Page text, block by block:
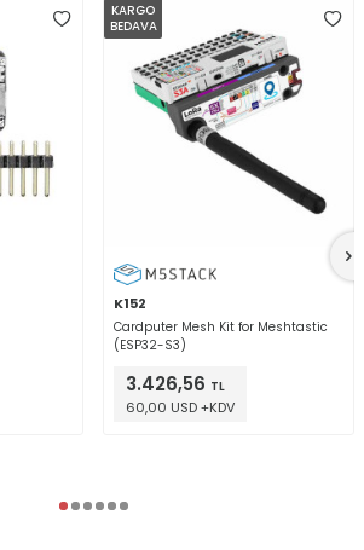
KARGO
BEDAVA
K152
Cardputer Mesh Kit for Meshtastic
(ESP32-S3)
3.426,56 TL
60,00 USD +KDV